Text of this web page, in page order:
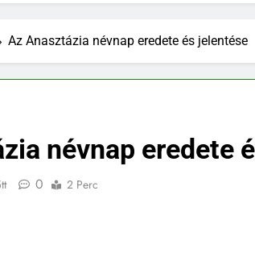
Az Anasztázia névnap eredete és jelentése
névnap eredete
0 2 Perc